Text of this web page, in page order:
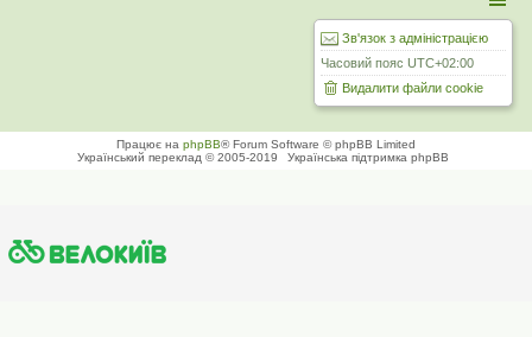
Зв'язок з адміністрацією
Часовий пояс UTC+02:00
Видалити файли cookie
Працює на phpBB® Forum Software © phpBB Limited
Український переклад © 2005-2019
Українська підтримка phpBB